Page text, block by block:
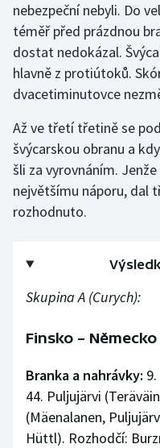
nebezpeční nebyli. Do
téměř před prázdnou
dostat nedokázal.
hlavně z protiútoků.
dvacetiminutovce
Až ve třetí třetině se
švýcarskou obranu a
šli za vyrovnáním.
největšímu náporu, dal
rozhodnuto.
Skupina A (Curych):
Finsko –
Branka a nahrávky:
44. Puljujärvi
(Mäenalanen,
Hüttl). Rozhodčí: